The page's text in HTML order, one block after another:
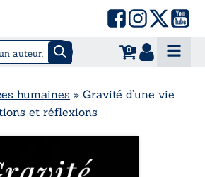
0
humaines » Gravité d’une vie
et réflexions